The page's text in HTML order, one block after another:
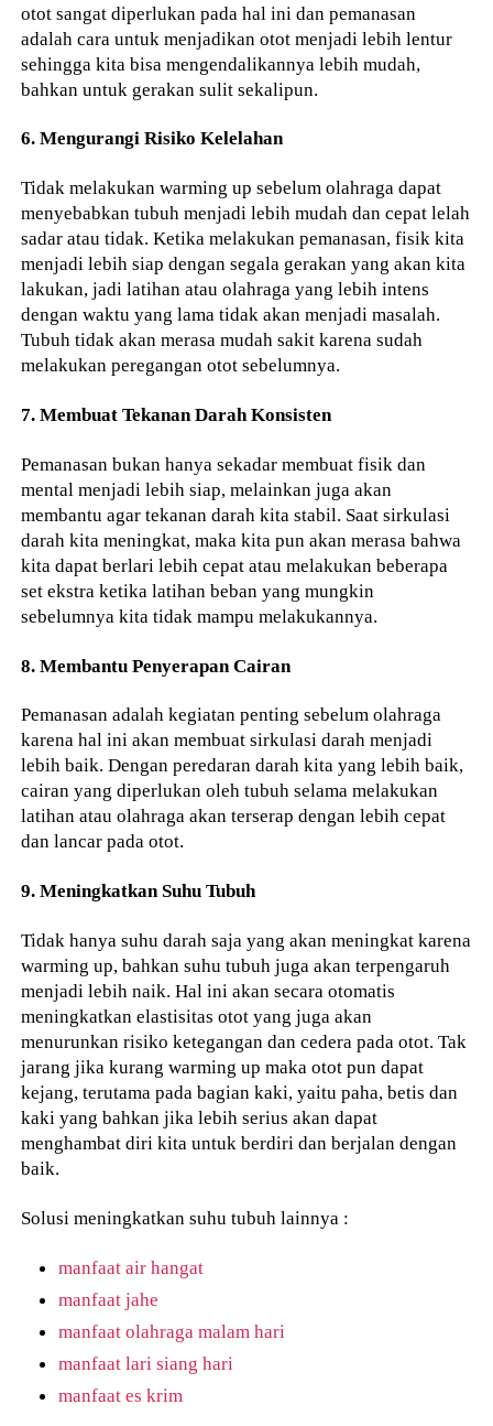
otot sangat diperlukan pada hal ini dan pemanasan
adalah cara untuk menjadikan otot menjadi lebih lentur
sehingga kita bisa mengendalikannya lebih mudah,
bahkan untuk gerakan sulit sekalipun.
6. Mengurangi Risiko Kelelahan
Tidak melakukan warming up sebelum olahraga dapat
menyebabkan tubuh menjadi lebih mudah dan cepat lelah
sadar atau tidak. Ketika melakukan pemanasan, fisik kita
menjadi lebih siap dengan segala gerakan yang akan kita
lakukan, jadi latihan atau olahraga yang lebih intens
dengan waktu yang lama tidak akan menjadi masalah.
Tubuh tidak akan merasa mudah sakit karena sudah
melakukan peregangan otot sebelumnya.
7. Membuat Tekanan Darah Konsisten
Pemanasan bukan hanya sekadar membuat fisik dan
mental menjadi lebih siap, melainkan juga akan
membantu agar tekanan darah kita stabil. Saat sirkulasi
darah kita meningkat, maka kita pun akan merasa bahwa
kita dapat berlari lebih cepat atau melakukan beberapa
set ekstra ketika latihan beban yang mungkin
sebelumnya kita tidak mampu melakukannya.
8. Membantu Penyerapan Cairan
Pemanasan adalah kegiatan penting sebelum olahraga
karena hal ini akan membuat sirkulasi darah menjadi
lebih baik. Dengan peredaran darah kita yang lebih baik,
cairan yang diperlukan oleh tubuh selama melakukan
latihan atau olahraga akan terserap dengan lebih cepat
dan lancar pada otot.
9. Meningkatkan Suhu Tubuh
Tidak hanya suhu darah saja yang akan meningkat karena
warming up, bahkan suhu tubuh juga akan terpengaruh
menjadi lebih naik. Hal ini akan secara otomatis
meningkatkan elastisitas otot yang juga akan
menurunkan risiko ketegangan dan cedera pada otot. Tak
jarang jika kurang warming up maka otot pun dapat
kejang, terutama pada bagian kaki, yaitu paha, betis dan
kaki yang bahkan jika lebih serius akan dapat
menghambat diri kita untuk berdiri dan berjalan dengan
baik.
Solusi meningkatkan suhu tubuh lainnya :
manfaat air hangat
manfaat jahe
manfaat olahraga malam hari
manfaat lari siang hari
manfaat es krim